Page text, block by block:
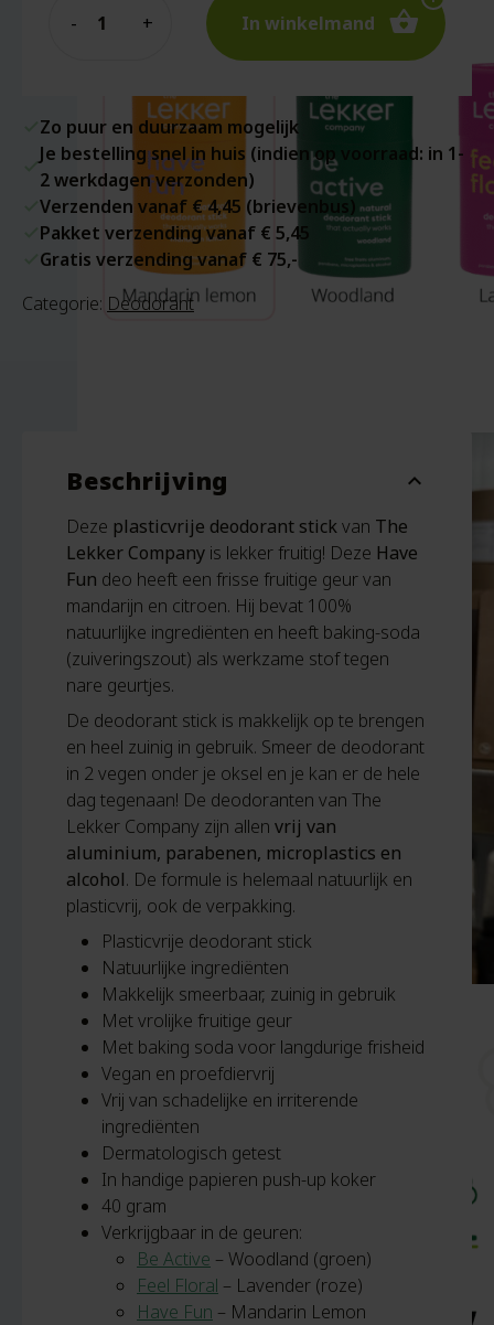
In winkelmand
Zo puur en duurzaam mogelijk
Je bestelling snel in huis (indien op voorraad: in 1-
2 werkdagen verzonden)
Verzenden vanaf € 4,45 (brievenbus)
Pakket verzending vanaf € 5,45
Gratis verzending vanaf € 75,-
Categorie: Deodorant
Beschrijving expand_more
Deze plasticvrije deodorant stickvan The
Lekker Company is lekker fruitig! Deze Have
Fun deo heeft een frisse fruitige geur van
mandarijn en citroen. Hij bevat 100%
natuurlijke ingrediënten en heeft baking-soda
(zuiveringszout) als werkzame stof tegen
nare geurtjes.
De deodorant stick is makkelijk op te brengen
en heel zuinig in gebruik. Smeer de deodorant
in 2 vegen onder je oksel en je kan er de hele
dag tegenaan! De deodoranten van The
Lekker Company zijn allen vrij van
aluminium, parabenen, microplastics en
alcohol. De formule is helemaal natuurlijk en
plasticvrij, ook de verpakking.
Plasticvrije deodorant stick
Natuurlijke ingrediënten
Makkelijk smeerbaar, zuinig in gebruik
Met vrolijke fruitige geur
Met baking soda voor langdurige frisheid
Vegan en proefdiervrij
Vrij van schadelijke en irriterende
ingrediënten
Dermatologisch getest
In handige papieren push-up koker
40 gram
Verkrijgbaar in de geuren:
Be Active – Woodland (groen)
Feel Floral – Lavender (roze)
Have Fun – Mandarin Lemon